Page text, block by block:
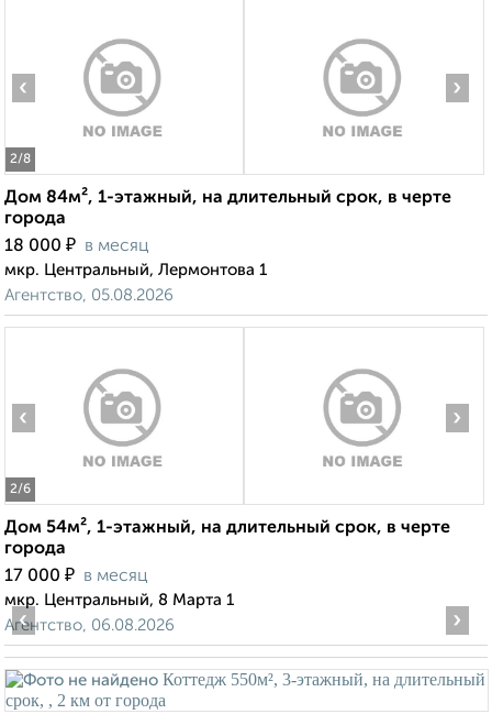
2/8
‹ ›
Дом 84м², 1-этажный, на длительный срок, в черте
города
18 000 ₽ в месяц
мкр. Центральный, Лермонтова 1
Агентство, 05.08.2026
2/6
‹ ›
Дом 54м², 1-этажный, на длительный срок, в черте
города
17 000 ₽ в месяц
мкр. Центральный, 8 Марта 1
Агентство, 06.08.2026
‹ ›